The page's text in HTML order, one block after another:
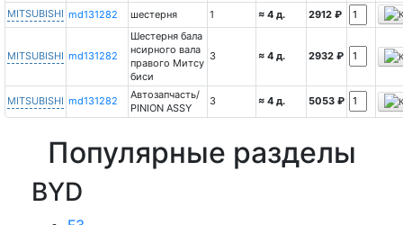
MITSUBISHI md131282 шестерня 1 ≈ 4 д. 2912 ₽
MITSUBISHI md131282
Шестерня бала
нсирного вала
правого Митсу
биси
3 ≈ 4 д. 2932 ₽
MITSUBISHI md131282
Автозапчасть/
PINION ASSY
3 ≈ 4 д. 5053 ₽
Популярные разделы
BYD